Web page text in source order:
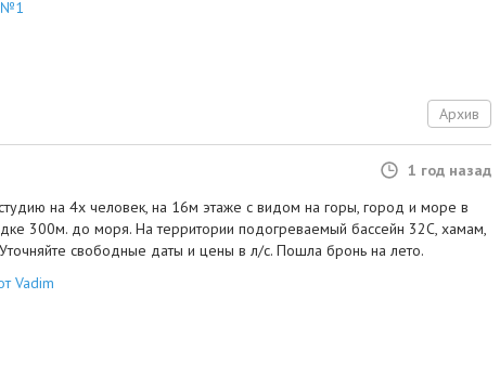
Архив
1 год назад
на 4х человек, на 16м этаже с видом на горы, город и море в
300м. до моря. На территории подогреваемый бассейн 32С, хамам,
свободные даты и цены в л/с. Пошла бронь на лето.